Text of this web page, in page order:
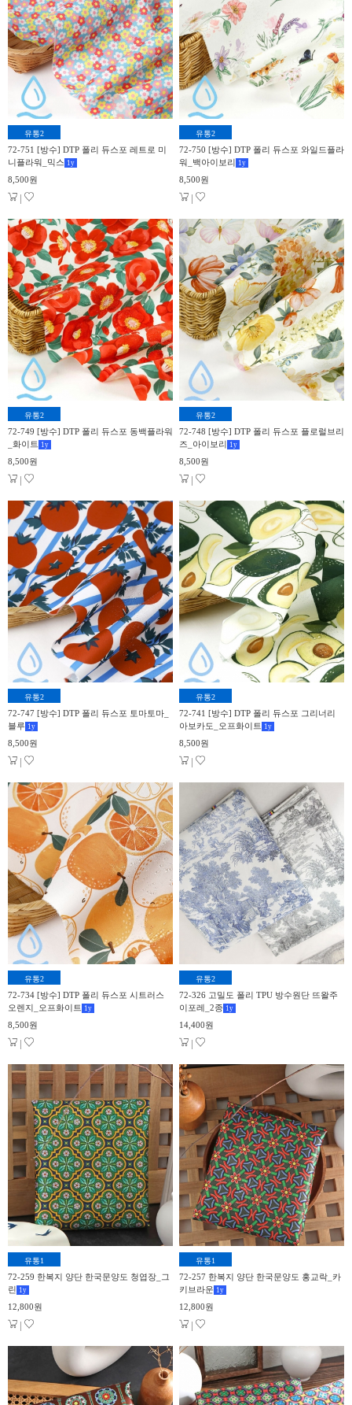
유통2
72-751 [방수] DTP 폴리 듀스포 레트로 미
니플라워_믹스 1 y
8,500원
|
유통2
72-750 [방수] DTP 폴리 듀스포 와일드플라
워_백아이보리 1 y
8,500원
|
유통2
72-749 [방수] DTP 폴리 듀스포 동백플라워
_화이트 1 y
8,500원
|
유통2
72-748 [방수] DTP 폴리 듀스포 플로럴브리
즈_아이보리 1 y
8,500원
|
유통2
72-747 [방수] DTP 폴리 듀스포 토마토마_
블루 1 y
8,500원
|
유통2
72-741 [방수] DTP 폴리 듀스포 그리너리
아보카도_오프화이트 1 y
8,500원
|
유통2
72-734 [방수] DTP 폴리 듀스포 시트러스
오렌지_오프화이트 1 y
8,500원
|
유통2
72-326 고밀도 폴리 TPU 방수원단 뜨왈주
이포레_2종 1 y
14,400원
|
유통1
72-259 한복지 양단 한국문양도 청엽장_그
린 1 y
12,800원
|
유통1
72-257 한복지 양단 한국문양도 홍교락_카
키브라운 1 y
12,800원
|